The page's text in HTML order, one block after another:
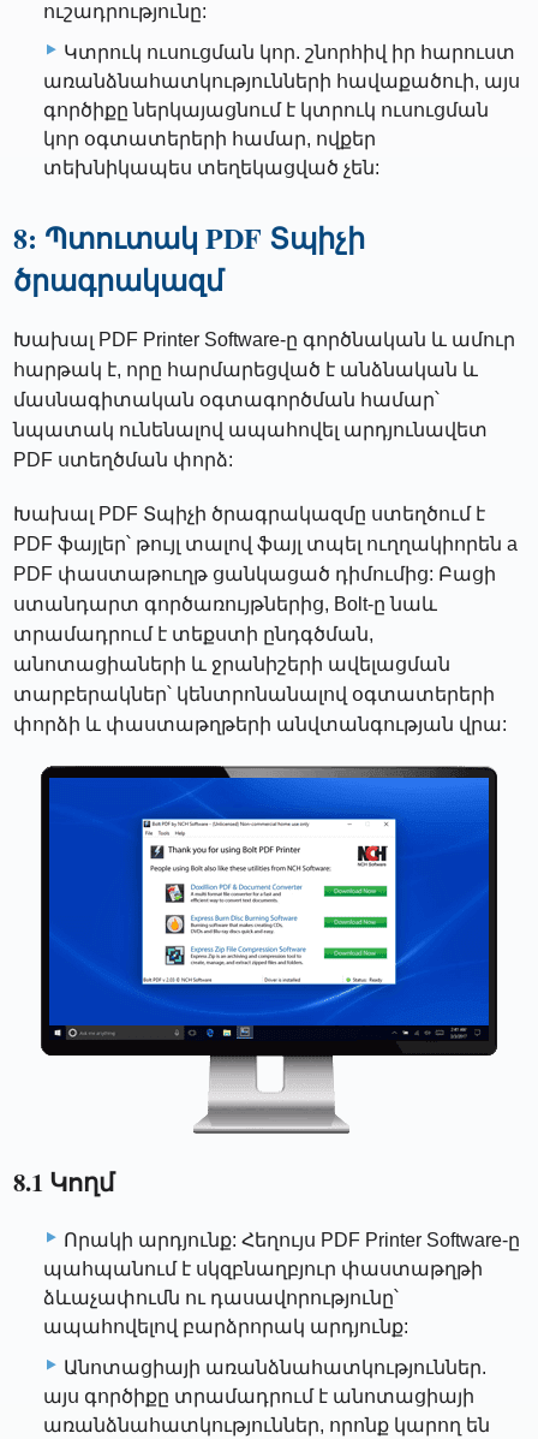
ուշադրությունը:
Կտրուկ ուսուցման կոր. շնորհիվ իր հարուստ
առանձնահատկությունների հավաքածուի, այս
գործիքը ներկայացնում է կտրուկ ուսուցման
կոր օգտատերերի համար, ովքեր
տեխնիկապես տեղեկացված չեն:
8: Պտուտակ PDF Տպիչի
ծրագրակազմ
Խախալ PDF Printer Software-ը գործնական և ամուր
հարթակ է, որը հարմարեցված է անձնական և
մասնագիտական ​​օգտագործման համար՝
նպատակ ունենալով ապահովել արդյունավետ
PDF ստեղծման փորձ:
Խախալ PDF Տպիչի ծրագրակազմը ստեղծում է
PDF ֆայլեր՝ թույլ տալով ֆայլ տպել ուղղակիորեն a
PDF փաստաթուղթ ցանկացած դիմումից: Բացի
ստանդարտ գործառույթներից, Bolt-ը նաև
տրամադրում է տեքստի ընդգծման,
անոտացիաների և ջրանիշերի ավելացման
տարբերակներ՝ կենտրոնանալով օգտատերերի
փորձի և փաստաթղթերի անվտանգության վրա:
8.1 Կողմ
Որակի արդյունք: Հեղույս PDF Printer Software-ը
պահպանում է սկզբնաղբյուր փաստաթղթի
ձևաչափումն ու դասավորությունը՝
ապահովելով բարձրորակ արդյունք:
Անոտացիայի առանձնահատկություններ.
այս գործիքը տրամադրում է անոտացիայի
առանձնահատկություններ, որոնք կարող են